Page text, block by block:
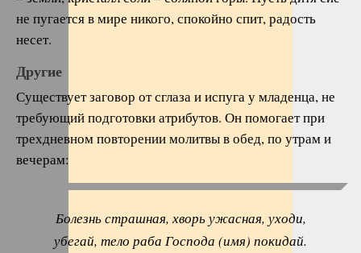
не пугается в мире никого, спокойно спит, радость
несет.
Другие
Существует заговор от сглаза и испуга у младенца, не
требующий подготовки атрибутов. Он помогает при
трехдневном повторении молитвы в обед, по утрам и
вечерам:
Болезнь страшная, хворь ужасная, уходи,
убегай, тело раба Господа (имя) покидай.